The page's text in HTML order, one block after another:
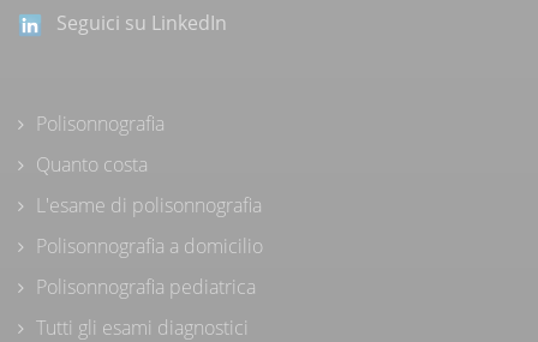
Seguici su LinkedIn
Polisonnografia
Quanto costa
L'esame di polisonnografia
Polisonnografia a domicilio
Polisonnografia pediatrica
Tutti gli esami diagnostici